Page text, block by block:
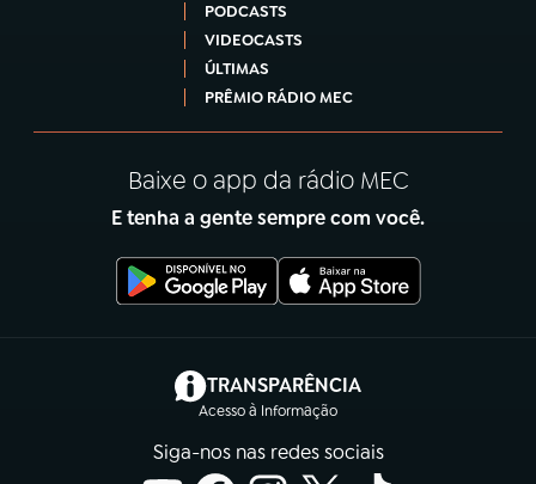
PODCASTS
VIDEOCASTS
ÚLTIMAS
PRÊMIO RÁDIO MEC
Baixe o app da rádio MEC
E tenha a gente sempre com você.
TRANSPARÊNCIA
Acesso à Informação
(abre em nova aba)
Siga-nos nas redes sociais